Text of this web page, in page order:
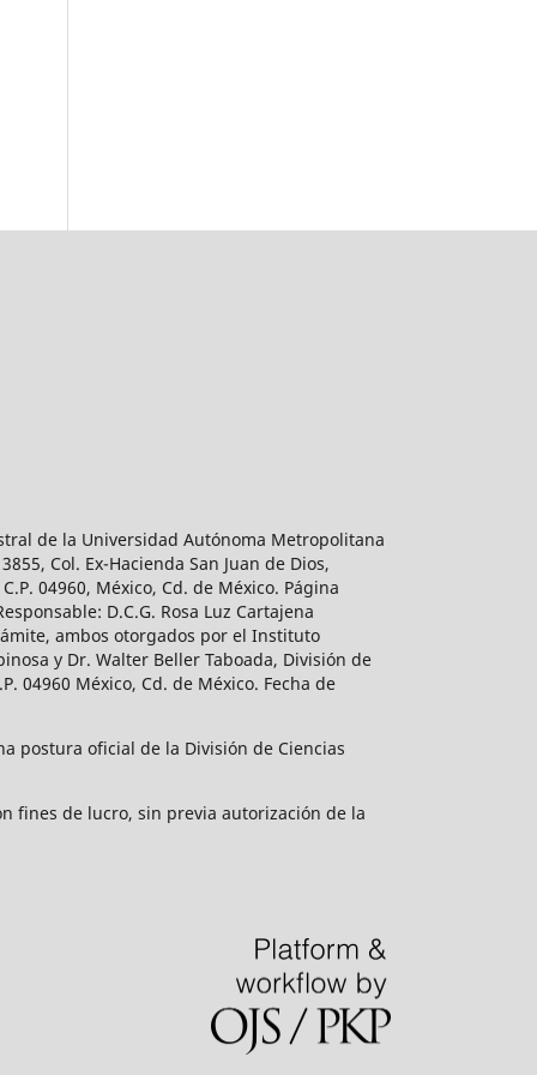
de la Universidad Autónoma Metropolitana
Col. Ex-Hacienda San Juan de Dios,
04960, México, Cd. de México. Página
D.C.G. Rosa Luz Cartajena
ambos otorgados por el Instituto
y Dr. Walter Beller Taboada, División de
04960 México, Cd. de México. Fecha de
postura oficial de la División de Ciencias
fines de lucro, sin previa autorización de la